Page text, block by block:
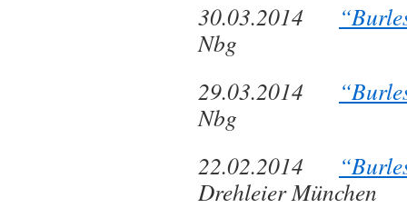
30.03.2014
Nbg
29.03.2014
Nbg
22.02.2014
Drehleier München